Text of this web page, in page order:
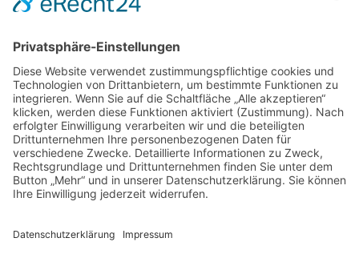
Spende direkt via PayPal
JETZT SPENDEN
paypal@heilbronner-tierschutz.de